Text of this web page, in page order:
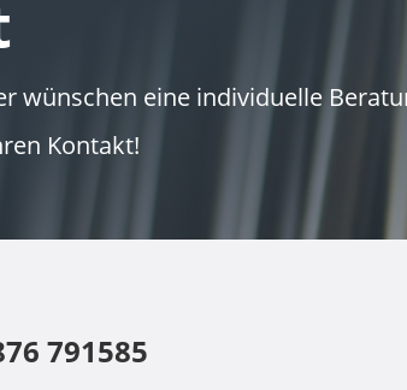
wünschen eine individuelle
Kontakt!
791585